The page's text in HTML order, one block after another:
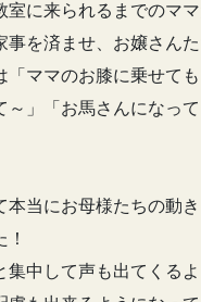
室に来られるまでのマ
事を済ませ、お嬢さん
「ママのお膝に乗せて
～」「お馬さんになっ
本当にお母様たちの動
集中して声も出てくる